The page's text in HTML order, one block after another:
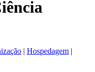
| Hospedagem |